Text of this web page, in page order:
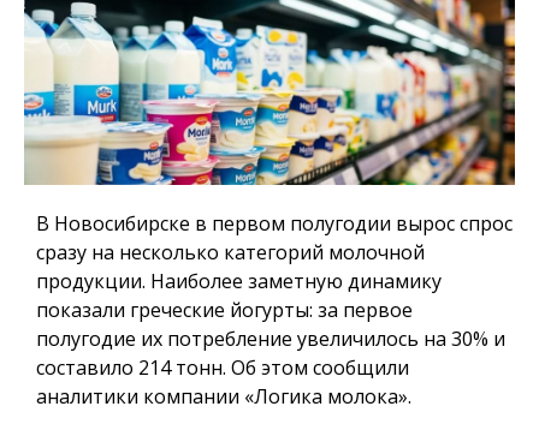
В Новосибирске в первом полугодии вырос спрос
сразу на несколько категорий молочной
продукции. Наиболее заметную динамику
показали греческие йогурты: за первое
полугодие их потребление увеличилось на 30% и
составило 214 тонн. Об этом сообщили
аналитики компании «Логика молока».